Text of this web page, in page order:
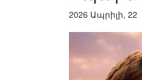
2026 Ապրիլի, 22